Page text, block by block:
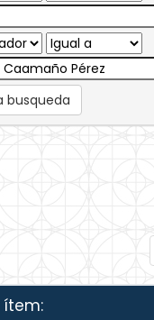
busqueda
ítem: